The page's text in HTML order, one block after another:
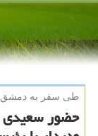
طی سفر به دمشق
حضور سعیدی